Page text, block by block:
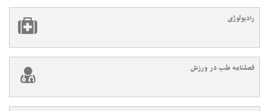
رادیولوژی
فصلنامه طب در ورزش